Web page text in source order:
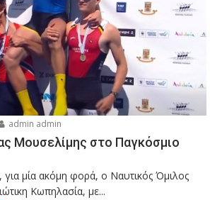
admin admin
Μουσελίμης στο Παγκόσμιο
για μία ακόμη φορά, ο Ναυτικός Όμιλος
Κωπηλασία, με...